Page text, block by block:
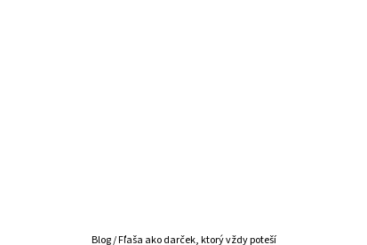
Domov
Blog/Fľaša ako darček, ktorý vždy poteší
NARODENINY - VTIPNÁ ETIKETA - DARČEKOVÉ